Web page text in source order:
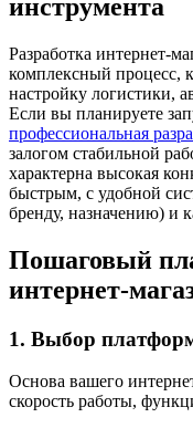
инструмента
Разработка интернет-
комплексный процесс,
настройку логистики,
Если вы планируете
профессиональная
залогом стабильной
характерна высокая
быстрым, с удобной
бренду, назначению) и
Пошаговый
интернет-
1. Выбор
Основа вашего
скорость работы,